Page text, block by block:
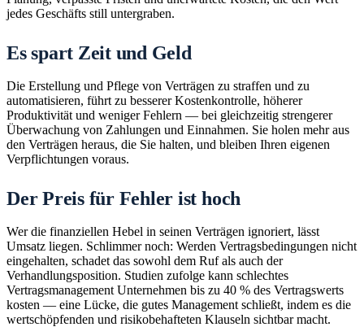
jedes Geschäfts still untergraben.
Es spart Zeit und Geld
Die Erstellung und Pflege von Verträgen zu straffen und zu
automatisieren, führt zu besserer Kostenkontrolle, höherer
Produktivität und weniger Fehlern — bei gleichzeitig strengerer
Überwachung von Zahlungen und Einnahmen. Sie holen mehr aus
den Verträgen heraus, die Sie halten, und bleiben Ihren eigenen
Verpflichtungen voraus.
Der Preis für Fehler ist hoch
Wer die finanziellen Hebel in seinen Verträgen ignoriert, lässt
Umsatz liegen. Schlimmer noch: Werden Vertragsbedingungen nicht
eingehalten, schadet das sowohl dem Ruf als auch der
Verhandlungsposition. Studien zufolge kann schlechtes
Vertragsmanagement Unternehmen bis zu 40 % des Vertragswerts
kosten — eine Lücke, die gutes Management schließt, indem es die
wertschöpfenden und risikobehafteten Klauseln sichtbar macht.